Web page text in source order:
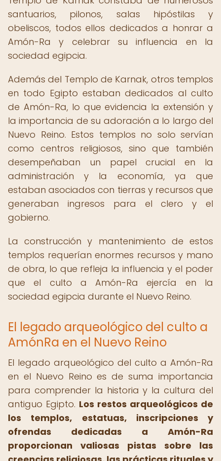
santuarios, pilonos, salas hipóstilas y
obeliscos, todos ellos dedicados a honrar a
Amón-Ra y celebrar su influencia en la
sociedad egipcia.
Además del Templo de Karnak, otros templos
en todo Egipto estaban dedicados al culto
de Amón-Ra, lo que evidencia la extensión y
la importancia de su adoración a lo largo del
Nuevo Reino. Estos templos no solo servían
como centros religiosos, sino que también
desempeñaban un papel crucial en la
administración y la economía, ya que
estaban asociados con tierras y recursos que
generaban ingresos para el clero y el
gobierno.
La construcción y mantenimiento de estos
templos requerían enormes recursos y mano
de obra, lo que refleja la influencia y el poder
que el culto a Amón-Ra ejercía en la
sociedad egipcia durante el Nuevo Reino.
El legado arqueológico del culto a
AmónRa en el Nuevo Reino
El legado arqueológico del culto a Amón-Ra
en el Nuevo Reino es de suma importancia
para comprender la historia y la cultura del
antiguo Egipto. Los restos arqueológicos de
los templos, estatuas, inscripciones y
ofrendas dedicadas a Amón-Ra
proporcionan valiosas pistas sobre las